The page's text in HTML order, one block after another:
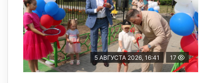
5 АВГУСТА 2026, 16:41 17